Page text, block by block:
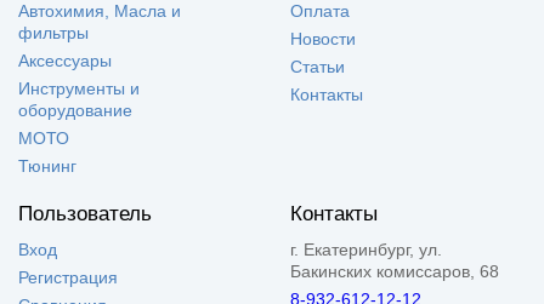
Автохимия, Масла и
фильтры
Аксессуары
Инструменты и
оборудование
МОТО
Тюнинг
Оплата
Новости
Статьи
Контакты
Пользователь
Вход
Регистрация
Контакты
г. Екатеринбург, ул.
Бакинских комиссаров, 68
8-932-612-12-12